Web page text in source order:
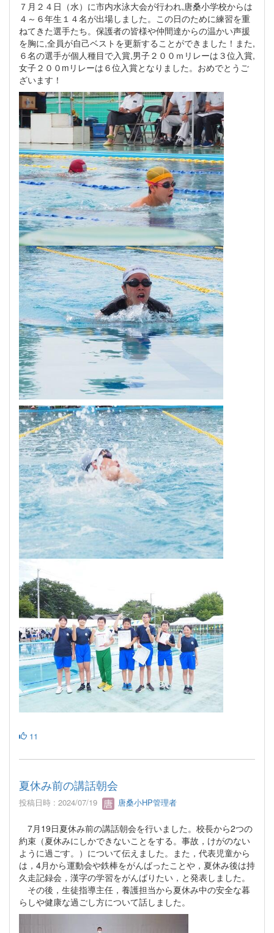
７月２４日（水）に市内水泳大会が行われ,唐桑小学校からは
４～６年生１４名が出場しました。この日のために練習を重
ねてきた選手たち。保護者の皆様や仲間達からの温かい声援
を胸に,全員が自己ベストを更新することができました！また,
６名の選手が個人種目で入賞,男子２００ｍリレーは３位入賞,
女子２００mリレーは６位入賞となりました。おめでとうご
ざいます！
11
夏休み前の講話朝会
投稿日時 : 2024/07/19 唐桑小HP管理者
7月19日夏休み前の講話朝会を行いました。校長から2つの
約束（夏休みにしかできないことをする。事故，けがのない
ように過ごす。）について伝えました。また，代表児童から
は，4月から運動会や鉄棒をがんばったことや，夏休み後は持
久走記録会，漢字の学習をがんばりたい，と発表しました。
その後，生徒指導主任，養護担当から夏休み中の安全な暮
らしや健康な過ごし方について話しました。